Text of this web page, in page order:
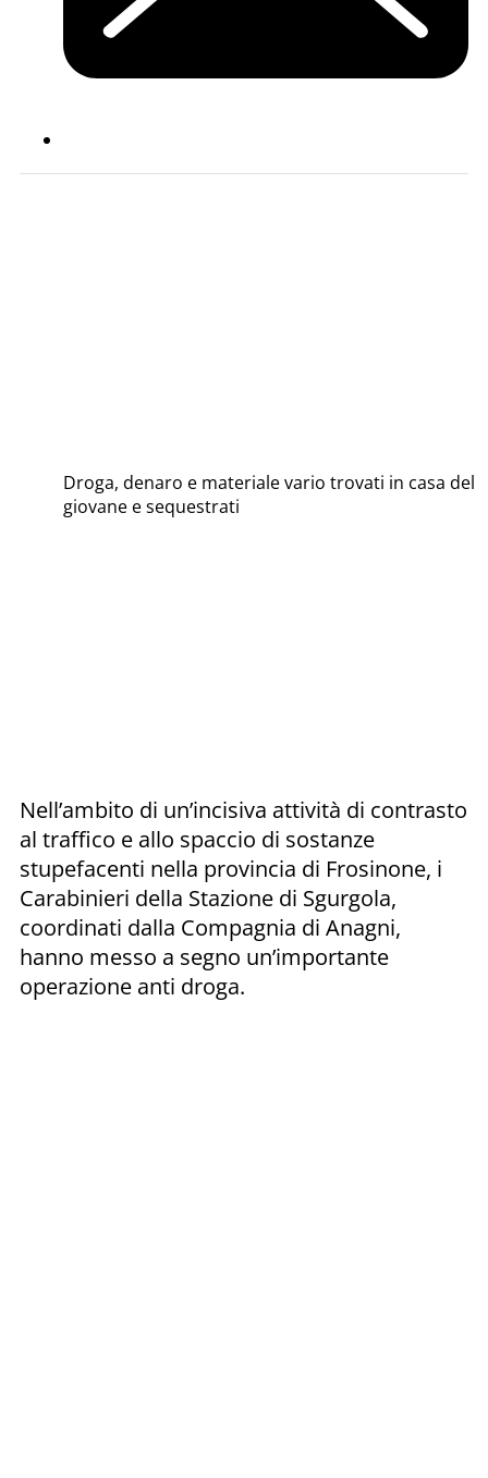
Droga, denaro e materiale vario trovati in casa del
giovane e sequestrati
Nell’ambito di un’incisiva attività di contrasto
al traffico e allo spaccio di sostanze
stupefacenti nella provincia di Frosinone, i
Carabinieri della Stazione di Sgurgola,
coordinati dalla Compagnia di Anagni,
hanno messo a segno un’importante
operazione anti droga.